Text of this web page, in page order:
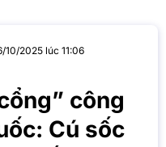
10/2025 lúc 11:06
công
Cú sốc